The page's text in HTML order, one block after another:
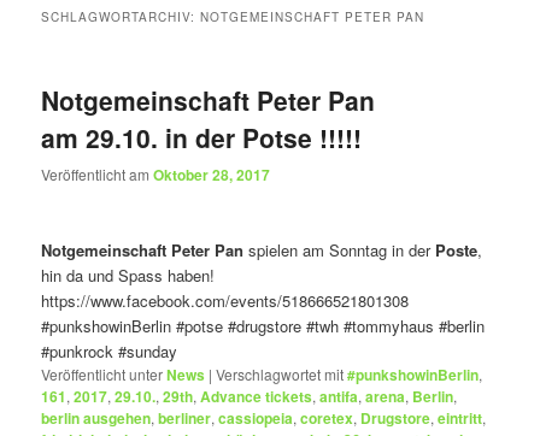
SCHLAGWORTARCHIV:NOTGEMEINSCHAFT PETER PAN
Notgemeinschaft Peter Pan
am 29.10. in der Potse !!!!!
Veröffentlicht amOktober 28, 2017
Notgemeinschaft Peter Pan spielen am Sonntag in der Poste,
hin da und Spass haben!
https://www.facebook.com/events/518666521801308
#punkshowinBerlin #potse #drugstore #twh #tommyhaus #berlin
#punkrock #sunday
Veröffentlicht unterNews |Verschlagwortet mit#punkshowinBerlin,
161,2017,29.10.,29th,Advance tickets,antifa,arena, Berlin,
berlin ausgehen,berliner,cassiopeia,coretex, Drugstore,eintritt,